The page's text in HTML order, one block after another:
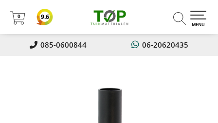
06-20620435
085-0600844
0
0
MENU
9.6